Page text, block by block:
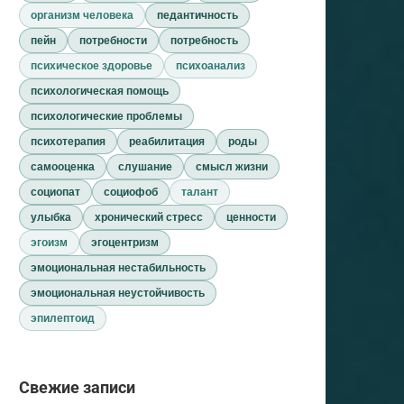
организм человека
педантичность
пейн
потребности
потребность
психическое здоровье
психоанализ
психологическая помощь
психологические проблемы
психотерапия
реабилитация
роды
самооценка
слушание
смысл жизни
социопат
социофоб
талант
улыбка
хронический стресс
ценности
эгоизм
эгоцентризм
эмоциональная нестабильность
эмоциональная неустойчивость
эпилептоид
Свежие записи